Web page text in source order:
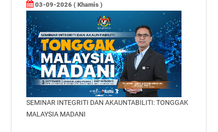
03-09-2026 ( Khamis )
SEMINAR INTEGRITI DAN AKAUNTABILITI: TONGGAK
MALAYSIA MADANI